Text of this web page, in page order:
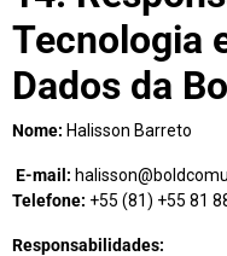
Tecnologia
Dados da
Nome: Halisson Barreto
E-mail:
Telefone: +55 (81) +55 81
Responsabilidades: